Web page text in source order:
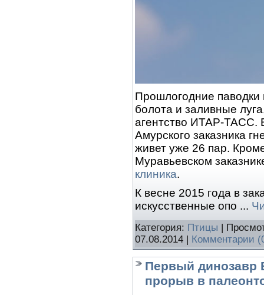
Прошлогодние паводки
болота и заливные
агентство ИТАР-ТАСС.
Амурского заказника
живет уже 26 пар.
Муравьевском
клиника.
К весне 2015 года в
искусственные опо ...
Категория: Птицы |
07.08.2014 | Комментарии
Первый динозавр
прорыв в